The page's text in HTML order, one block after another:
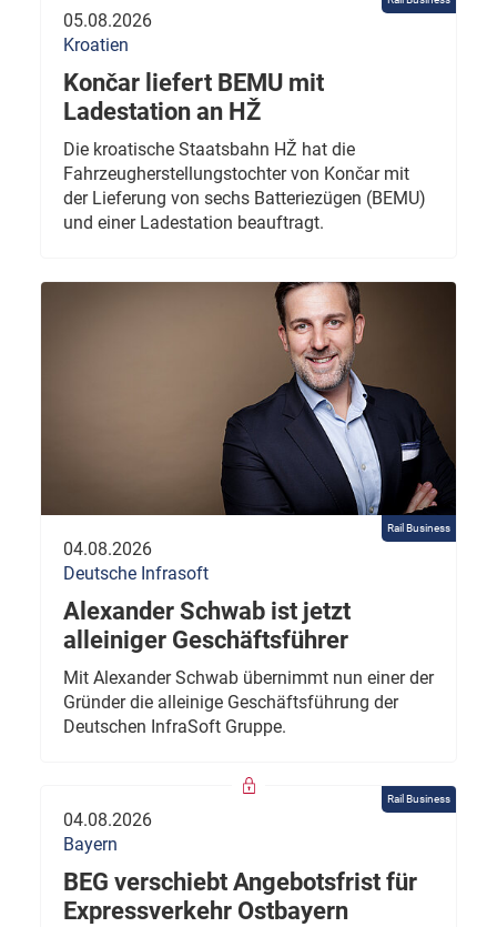
05.08.2026
Kroatien
Končar liefert BEMU mit
Ladestation an HŽ
Die kroatische Staatsbahn HŽ hat die
Fahrzeugherstellungstochter von Končar mit
der Lieferung von sechs Batteriezügen (BEMU)
und einer Ladestation beauftragt.
Rail Business
04.08.2026
Deutsche Infrasoft
Alexander Schwab ist jetzt
alleiniger Geschäftsführer
Mit Alexander Schwab übernimmt nun einer der
Gründer die alleinige Geschäftsführung der
Deutschen InfraSoft Gruppe.
Rail Business
04.08.2026
Bayern
BEG verschiebt Angebotsfrist für
Expressverkehr Ostbayern